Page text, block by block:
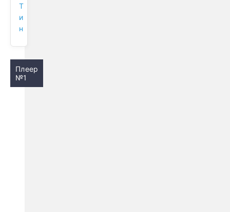
Т
и
н
Плеер
№1